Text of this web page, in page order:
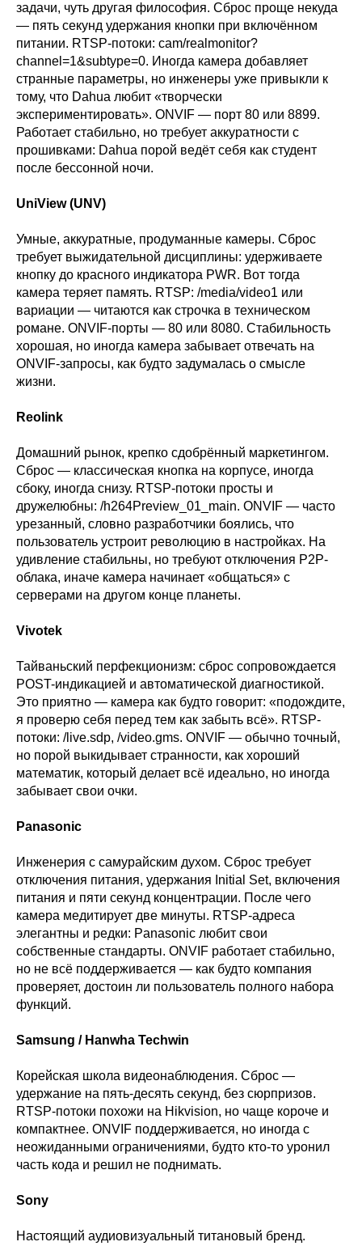
задачи, чуть другая философия. Сброс проще некуда
— пять секунд удержания кнопки при включённом
питании. RTSP-потоки: cam/realmonitor?
channel=1&subtype=0. Иногда камера добавляет
странные параметры, но инженеры уже привыкли к
тому, что Dahua любит «творчески
экспериментировать». ONVIF — порт 80 или 8899.
Работает стабильно, но требует аккуратности с
прошивками: Dahua порой ведёт себя как студент
после бессонной ночи.
UniView (UNV)
Умные, аккуратные, продуманные камеры. Сброс
требует выжидательной дисциплины: удерживаете
кнопку до красного индикатора PWR. Вот тогда
камера теряет память. RTSP: /media/video1 или
вариации — читаются как строчка в техническом
романе. ONVIF-порты — 80 или 8080. Стабильность
хорошая, но иногда камера забывает отвечать на
ONVIF-запросы, как будто задумалась о смысле
жизни.
Reolink
Домашний рынок, крепко сдобрённый маркетингом.
Сброс — классическая кнопка на корпусе, иногда
сбоку, иногда снизу. RTSP-потоки просты и
дружелюбны: /h264Preview_01_main. ONVIF — часто
урезанный, словно разработчики боялись, что
пользователь устроит революцию в настройках. На
удивление стабильны, но требуют отключения P2P-
облака, иначе камера начинает «общаться» с
серверами на другом конце планеты.
Vivotek
Тайваньский перфекционизм: сброс сопровождается
POST-индикацией и автоматической диагностикой.
Это приятно — камера как будто говорит: «подождите,
я проверю себя перед тем как забыть всё». RTSP-
потоки: /live.sdp, /video.gms. ONVIF — обычно точный,
но порой выкидывает странности, как хороший
математик, который делает всё идеально, но иногда
забывает свои очки.
Panasonic
Инженерия с самурайским духом. Сброс требует
отключения питания, удержания Initial Set, включения
питания и пяти секунд концентрации. После чего
камера медитирует две минуты. RTSP-адреса
элегантны и редки: Panasonic любит свои
собственные стандарты. ONVIF работает стабильно,
но не всё поддерживается — как будто компания
проверяет, достоин ли пользователь полного набора
функций.
Samsung / Hanwha Techwin
Корейская школа видеонаблюдения. Сброс —
удержание на пять-десять секунд, без сюрпризов.
RTSP-потоки похожи на Hikvision, но чаще короче и
компактнее. ONVIF поддерживается, но иногда с
неожиданными ограничениями, будто кто-то уронил
часть кода и решил не поднимать.
Sony
Настоящий аудиовизуальный титановый бренд.